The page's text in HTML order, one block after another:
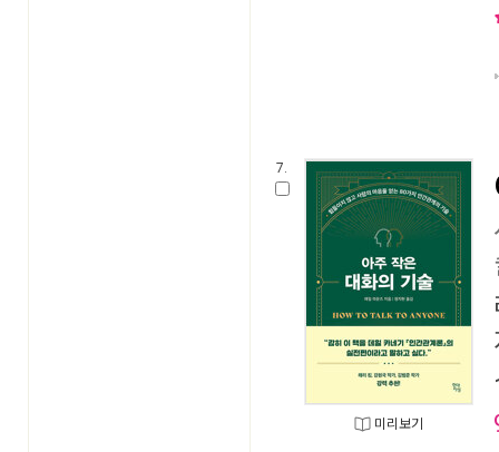
7.
미리보기